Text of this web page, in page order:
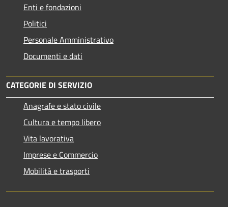
Enti e fondazioni
Politici
Personale Amministrativo
Documenti e dati
CATEGORIE DI SERVIZIO
Anagrafe e stato civile
Cultura e tempo libero
Vita lavorativa
Imprese e Commercio
Mobilità e trasporti